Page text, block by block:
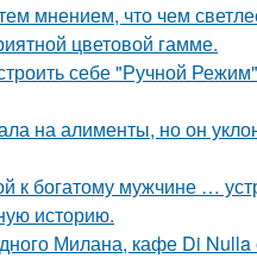
мнением, что чем
цветовой гамме.
себе "Ручной
на алименты, но он
к богатому мужчине …
историю.
Милана, кафе Di